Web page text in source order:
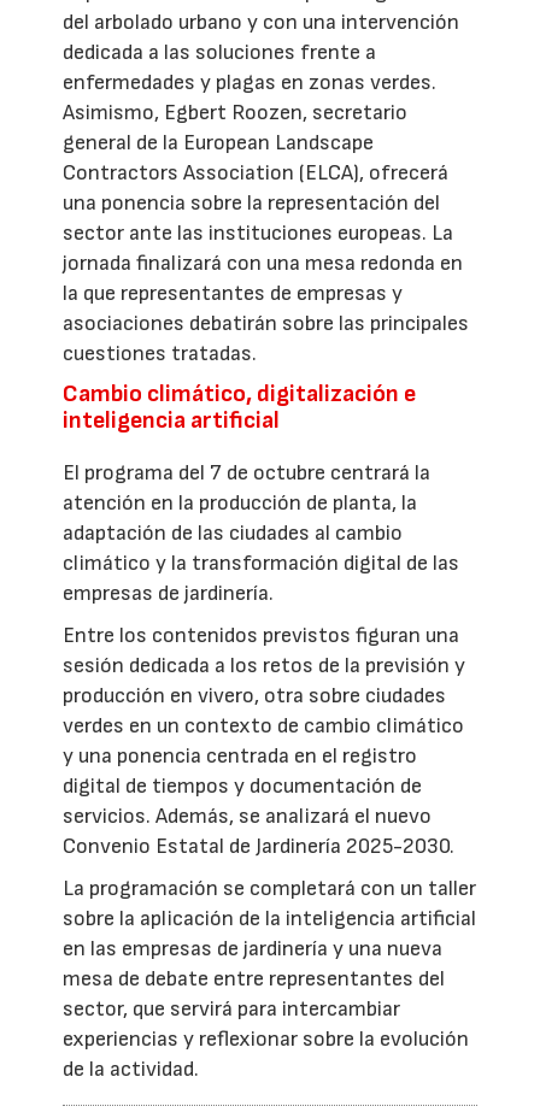
del arbolado urbano y con una intervención
dedicada a las soluciones frente a
enfermedades y plagas en zonas verdes.
Asimismo, Egbert Roozen, secretario
general de la European Landscape
Contractors Association (ELCA), ofrecerá
una ponencia sobre la representación del
sector ante las instituciones europeas. La
jornada finalizará con una mesa redonda en
la que representantes de empresas y
asociaciones debatirán sobre las principales
cuestiones tratadas.
Cambio climático, digitalización e
inteligencia artificial
El programa del 7 de octubre centrará la
atención en la producción de planta, la
adaptación de las ciudades al cambio
climático y la transformación digital de las
empresas de jardinería.
Entre los contenidos previstos figuran una
sesión dedicada a los retos de la previsión y
producción en vivero, otra sobre ciudades
verdes en un contexto de cambio climático
y una ponencia centrada en el registro
digital de tiempos y documentación de
servicios. Además, se analizará el nuevo
Convenio Estatal de Jardinería 2025-2030.
La programación se completará con un taller
sobre la aplicación de la inteligencia artificial
en las empresas de jardinería y una nueva
mesa de debate entre representantes del
sector, que servirá para intercambiar
experiencias y reflexionar sobre la evolución
de la actividad.